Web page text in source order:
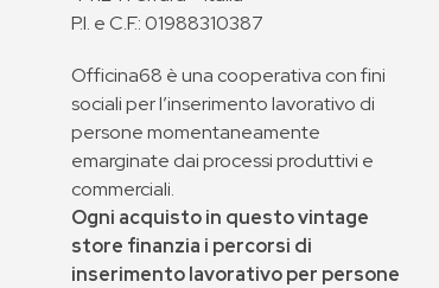
P.I. e C.F.: 01988310387
Officina68 è una cooperativa con fini
sociali per l’inserimento lavorativo di
persone momentaneamente
emarginate dai processi produttivi e
commerciali.
Ogni acquisto in questo vintage
store finanzia i percorsi di
inserimento lavorativo per persone